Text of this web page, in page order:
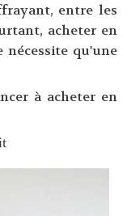
entre les
acheter en
nécessite qu'une
à acheter en